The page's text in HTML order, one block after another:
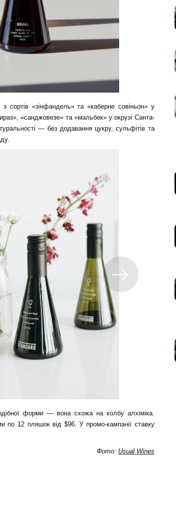
сортів «зінфандель» та «каберне совіньон» у
«санджовезе» та «мальбек» у окрузі Санта-
— без додавання цукру, сульфітів та
форми — вона схожа на колбу алхіміка.
по 12 пляшок від $96. У промо-кампанії ставку
Фото: Usual Wines